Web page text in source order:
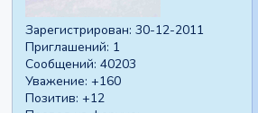
Зарегистрирован: 30-12-2011
Приглашений: 1
Сообщений: 40203
Уважение: +160
Позитив: +12